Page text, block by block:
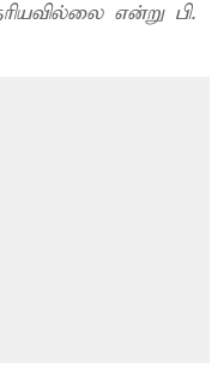
என்று பி.